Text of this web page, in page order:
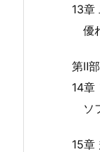
13章
優
第Ⅱ
14章
ソ
15章